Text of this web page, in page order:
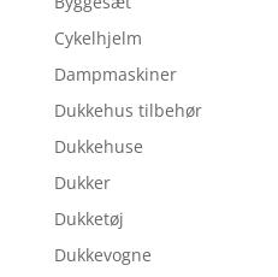
Cykelhjelm
Dampmaskiner
Dukkehus tilbehør
Dukkehuse
Dukker
Dukketøj
Dukkevogne